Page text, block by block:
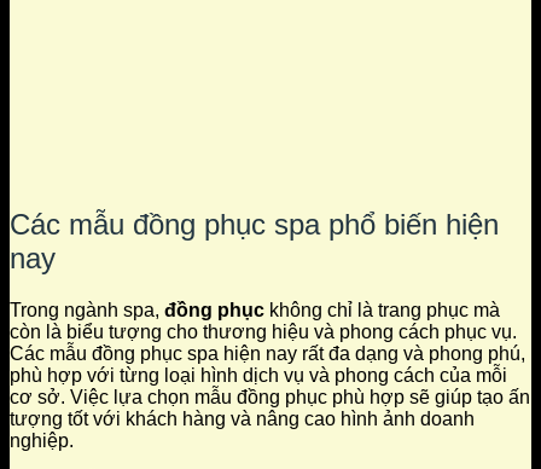
Các mẫu đồng phục spa phổ biến hiện
nay
Trong ngành spa, đồng phục không chỉ là trang phục mà
còn là biểu tượng cho thương hiệu và phong cách phục vụ.
Các mẫu đồng phục spa hiện nay rất đa dạng và phong phú,
phù hợp với từng loại hình dịch vụ và phong cách của mỗi
cơ sở. Việc lựa chọn mẫu đồng phục phù hợp sẽ giúp tạo ấn
tượng tốt với khách hàng và nâng cao hình ảnh doanh
nghiệp.